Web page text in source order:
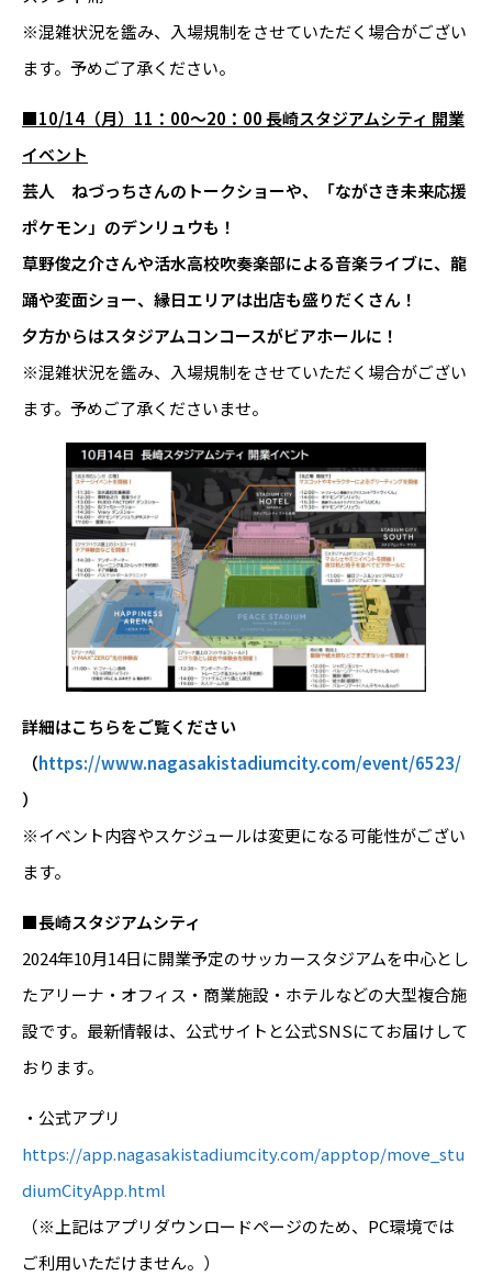
※混雑状況を鑑み、入場規制をさせていただく場合がござい
ます。予めご了承ください。
■10/14（月）11：00～20：00 長崎スタジアムシティ 開業
イベント
芸人 ねづっちさんのトークショーや、「ながさき未来応援
ポケモン」のデンリュウも！
草野俊之介さんや活水高校吹奏楽部による音楽ライブに、龍
踊や変面ショー、縁日エリアは出店も盛りだくさん！
夕方からはスタジアムコンコースがビアホールに！
※混雑状況を鑑み、入場規制をさせていただく場合がござい
ます。予めご了承くださいませ。
詳細はこちらをご覧ください
（https://www.nagasakistadiumcity.com/event/6523/
）
※イベント内容やスケジュールは変更になる可能性がござい
ます。
■長崎スタジアムシティ
2024年10月14日に開業予定のサッカースタジアムを中心とし
たアリーナ・オフィス・商業施設・ホテルなどの大型複合施
設です。最新情報は、公式サイトと公式SNSにてお届けして
おります。
・公式アプリ
https://app.nagasakistadiumcity.com/apptop/move_stu
diumCityApp.html
（※上記はアプリダウンロードページのため、PC環境では
ご利用いただけません。）